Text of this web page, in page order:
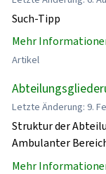
Such-Tipp
Mehr
Artikel
Letzte Änderung: 9.
Struktur der
Ambulanter
Mehr